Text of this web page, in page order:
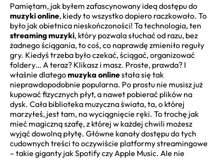
Pamiętam, jak byłem zafascynowany ideą dostępu do
muzyki online, kiedy to wszystko dopiero raczkowało. To
było jak obietnica nieskończoności! Ta technologia, ten
streaming muzyki, który pozwala słuchać od razu, bez
żadnego ściągania, to coś, co naprawdę zmieniło reguły
gry. Kiedyś trzeba było czekać, ściągać, organizować
foldery… A teraz? Klikasz i masz. Proste, prawda? I
właśnie dlategomuzyka onlinestała się tak
nieprawdopodobnie popularna. Po prostu nie musisz już
kupować fizycznych płyt, a nawet pobierać plików na
dysk. Cała biblioteka muzyczna świata, ta, o której
marzyłeś, jest tam, na wyciągnięcie ręki. To trochę jak
mieć magiczną szafę, z której w każdej chwili możesz
wyjąć dowolną płytę. Główne kanały dostępu do tych
cudownych treści to oczywiście platformy streamingowe
– takie giganty jak Spotify czy Apple Music. Ale nie